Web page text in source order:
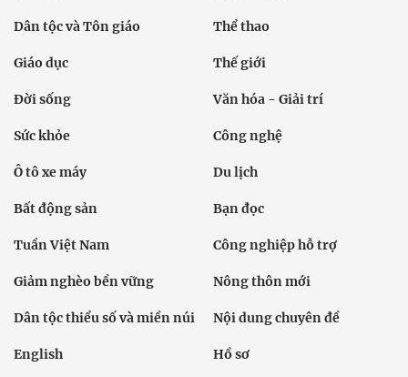
Dân tộc và Tôn giáo Thể thao
Giáo dục Thế giới
Đời sống Văn hóa - Giải trí
Sức khỏe Công nghệ
Ô tô xe máy Du lịch
Bất động sản Bạn đọc
Tuần Việt Nam Công nghiệp hỗ trợ
Giảm nghèo bền vững Nông thôn mới
Dân tộc thiểu số và miền núi Nội dung chuyên đề
English Hồ sơ